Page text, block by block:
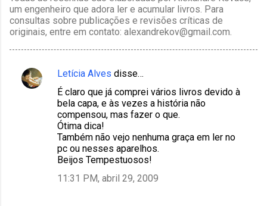
um engenheiro que adora ler e acumular livros. Para
consultas sobre publicações e revisões críticas de
originais, entre em contato: alexandrekov@gmail.com.
C
Letícia Alves disse…
É claro que já comprei vários livros devido à
bela capa, e às vezes a história não
compensou, mas fazer o que.
Ótima dica!
Também não vejo nenhuma graça em ler no
pc ou nesses aparelhos.
Beijos Tempestuosos!
11:31 PM, abril 29, 2009